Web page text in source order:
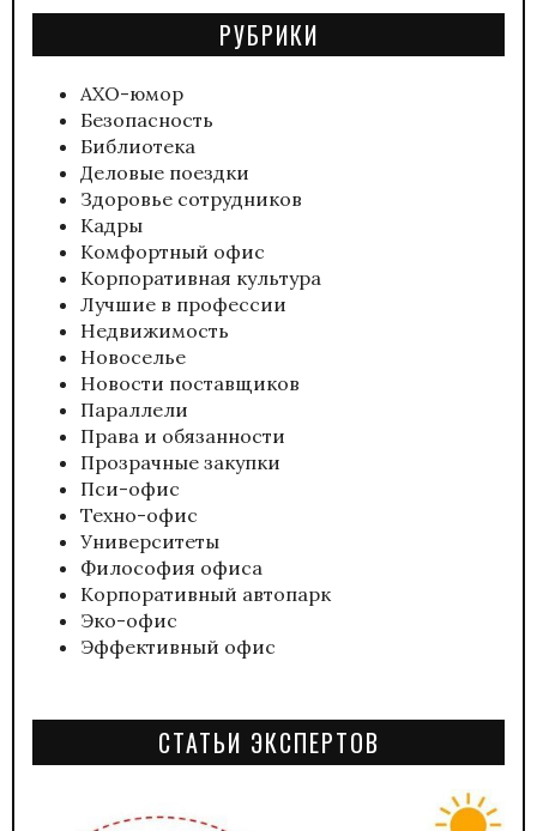
РУБРИКИ
АХО-юмор
Безопасность
Библиотека
Деловые поездки
Здоровье сотрудников
Кадры
Комфортный офис
Корпоративная культура
Лучшие в профессии
Недвижимость
Новоселье
Новости поставщиков
Параллели
Права и обязанности
Прозрачные закупки
Пси-офис
Техно-офис
Университеты
Философия офиса
Корпоративный автопарк
Эко-офис
Эффективный офис
СТАТЬИ ЭКСПЕРТОВ